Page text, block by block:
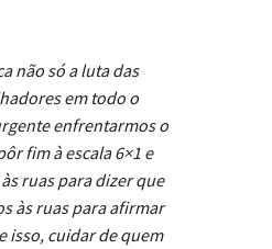
não só a luta das
em todo o
enfrentarmos o
fim à escala 6×1 e
ruas para dizer que
às ruas para afirmar
isso, cuidar de quem